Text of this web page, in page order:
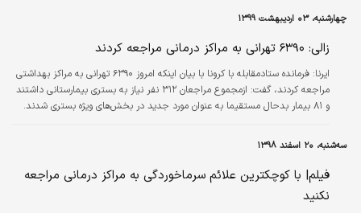
چهارشنبه، ۰۳ اردیبهشت ۱۳۹۹
زالی: ۶۳۹۰ تهرانی به مراکز درمانی مراجعه کردند
ایرنا:
فرمانده ستادمقابله با کرونا با بیان اینکه امروز ۶۳۹۰ تهرانی به مراکز بهداشتی
مراجعه کردند، گفت: ازمجموع مراجعان ۳۱۲ نفر نیاز به بستری بیمارستانی داشتند
و ۸۱ بیمار بدحال مستقیما به عنوان مورد جدید در بخش‌های ویژه بستری شدند.
سه‌شنبه، ۲۰ اسفند ۱۳۹۸
فیلم| با کوچکترین علائم سرماخوردگی به مراکز درمانی مراجعه
نکنید